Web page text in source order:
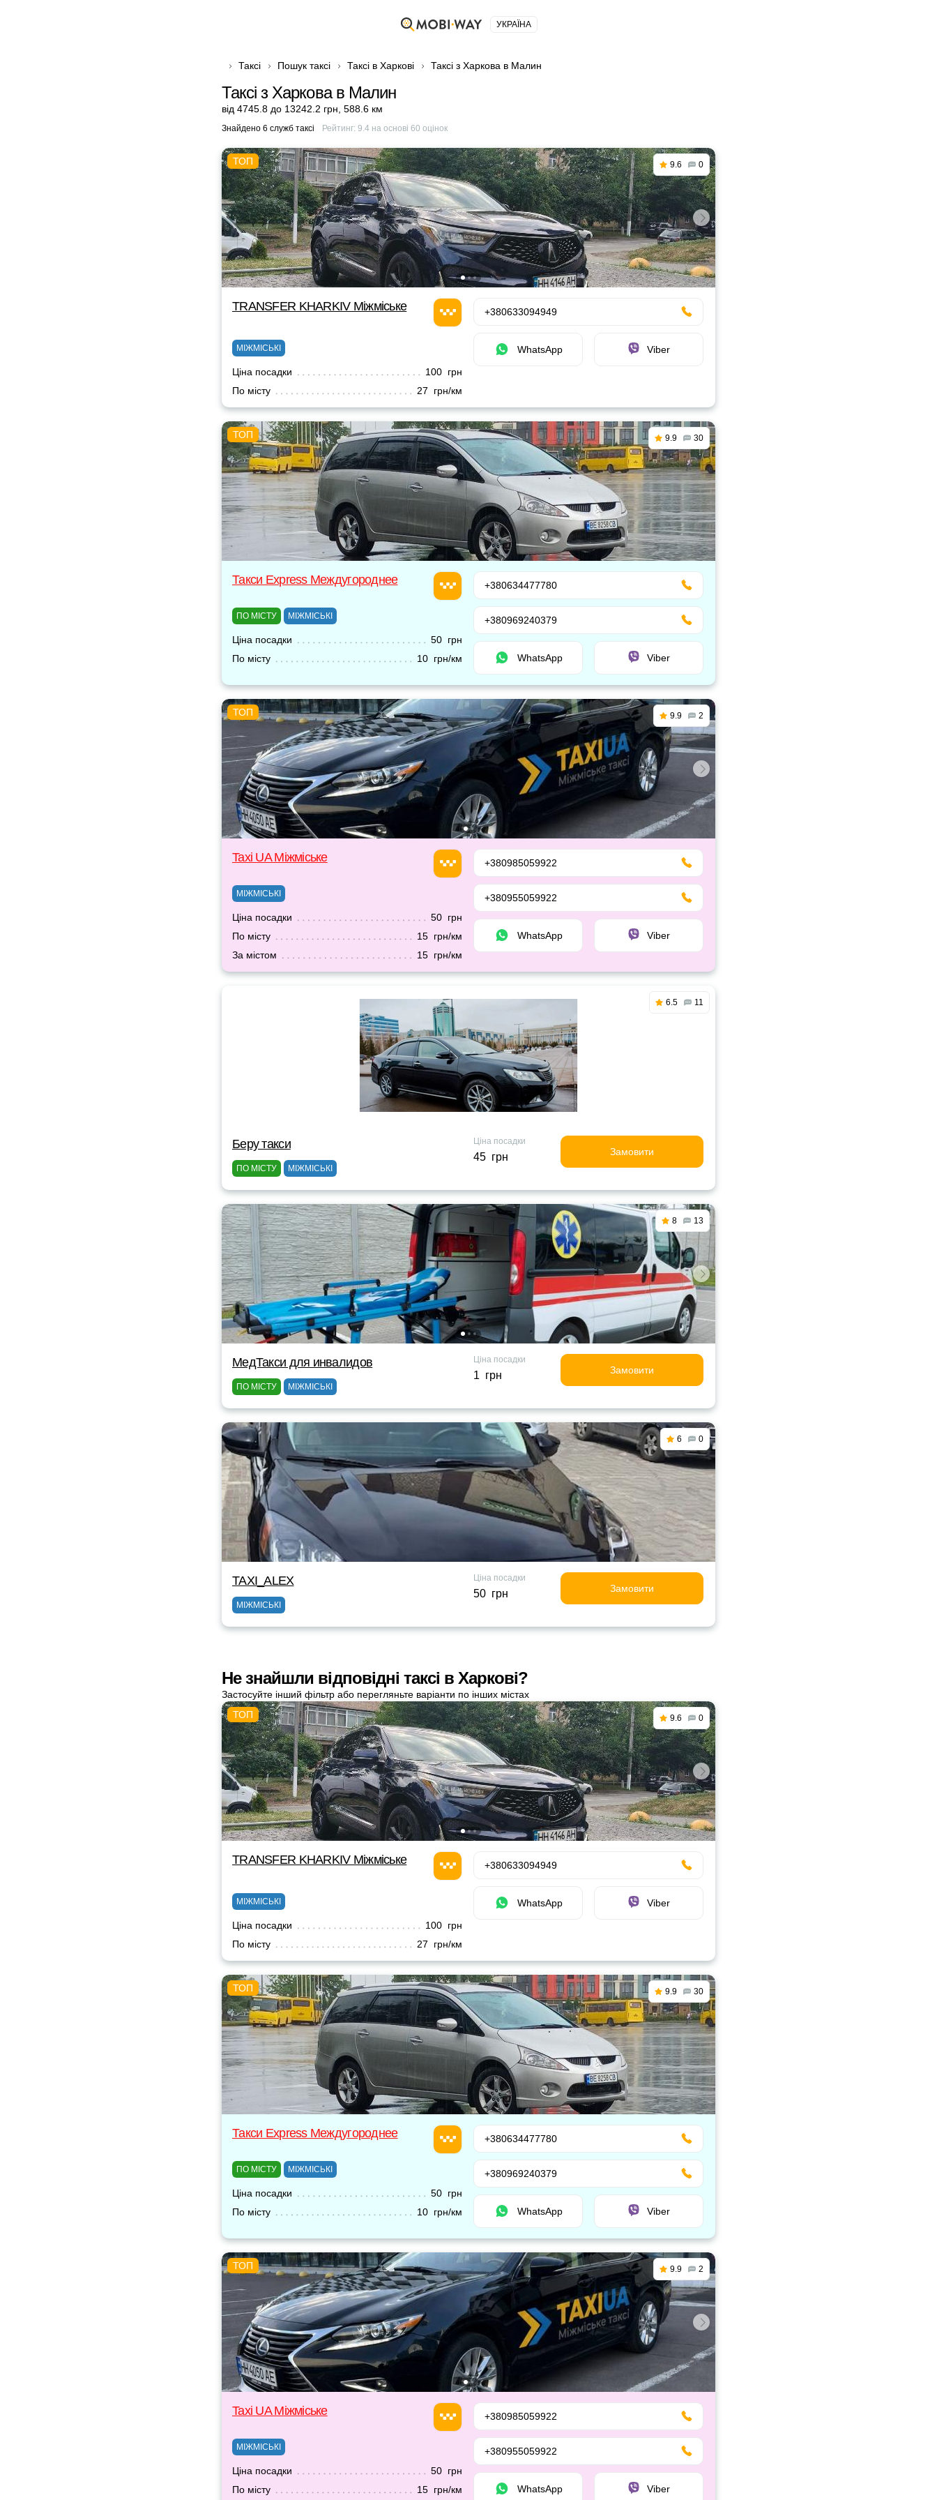
УКРАЇНА
Таксі Пошук таксі Таксі в Харкові Таксі з Харкова в Малин
Таксі з Харкова в Малин
від 4745.8 до 13242.2 грн 588.6 км
Знайдено 6 служб таксі Рейтинг: 9.4на основі 60 оцінок
9.6 0
TRANSFER KHARKIV Міжміське
МІЖМІСЬКІ
Ціна посадки
100 грн
По місту
27 грн/км
+380633094949
WhatsApp Viber
9.9 30
Такси Express Междугороднее
ПО МІСТУ МІЖМІСЬКІ
Ціна посадки
50 грн
По місту
10 грн/км
+380634477780
+380969240379
WhatsApp Viber
9.9 2
Taxi UA Міжміське
МІЖМІСЬКІ
Ціна посадки
50 грн
По місту
15 грн/км
За містом
15 грн/км
+380985059922
+380955059922
WhatsApp Viber
6.5 11
Беру такси
ПО МІСТУ МІЖМІСЬКІ
Ціна посадки
45 грн Замовити
8 13
МедТакси для инвалидов
ПО МІСТУ МІЖМІСЬКІ
Ціна посадки
1 грн Замовити
6 0
TAXI_ALEX
МІЖМІСЬКІ
Ціна посадки
50 грн Замовити
Не знайшли відповідні таксі в Харкові?
Застосуйте інший фільтр або перегляньте варіанти по інших містах
9.6 0
TRANSFER KHARKIV Міжміське
МІЖМІСЬКІ
Ціна посадки
100 грн
По місту
27 грн/км
+380633094949
WhatsApp Viber
9.9 30
Такси Express Междугороднее
ПО МІСТУ МІЖМІСЬКІ
Ціна посадки
50 грн
По місту
10 грн/км
+380634477780
+380969240379
WhatsApp Viber
9.9 2
Taxi UA Міжміське
МІЖМІСЬКІ
Ціна посадки
50 грн
По місту
15 грн/км
+380985059922
+380955059922
WhatsApp Viber